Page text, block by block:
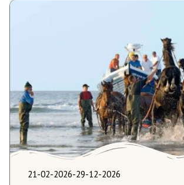
21-02-2026-29-12-2026